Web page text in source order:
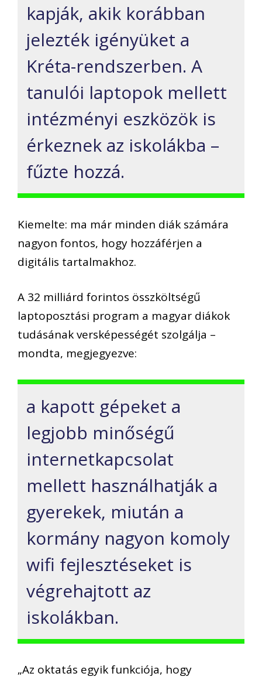
kapják, akik korábban
jelezték igényüket a
Kréta-rendszerben. A
tanulói laptopok mellett
intézményi eszközök is
érkeznek az iskolákba –
fűzte hozzá.
Kiemelte: ma már minden diák számára
nagyon fontos, hogy hozzáférjen a
digitális tartalmakhoz.
A 32 milliárd forintos összköltségű
laptoposztási program a magyar diákok
tudásának versképességét szolgálja –
mondta, megjegyezve:
a kapott gépeket a
legjobb minőségű
internetkapcsolat
mellett használhatják a
gyerekek, miután a
kormány nagyon komoly
wifi fejlesztéseket is
végrehajtott az
iskolákban.
„Az oktatás egyik funkciója, hogy